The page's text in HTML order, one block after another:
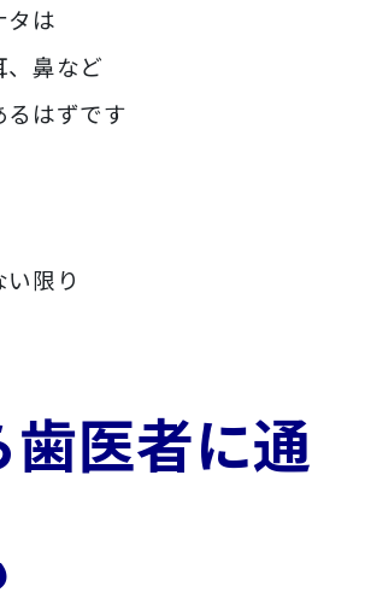
タは
鼻など
るはずです
限り
歯医者に通